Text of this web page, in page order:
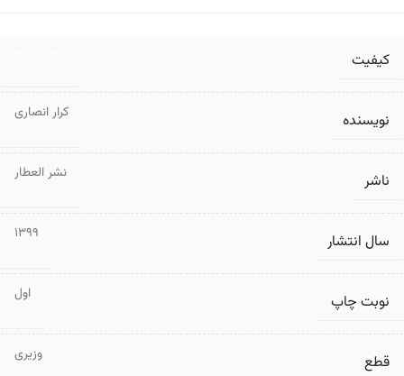
کیفیت
نویسنده کرار انصاری
ناشر نشر العطار
سال انتشار 1399
نوبت چاپ اول
قطع وزیری